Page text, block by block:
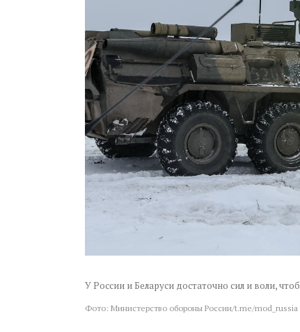
У России и Беларуси достаточно сил и воли,
Фото: Министерство обороны России/t.me/mod_russia